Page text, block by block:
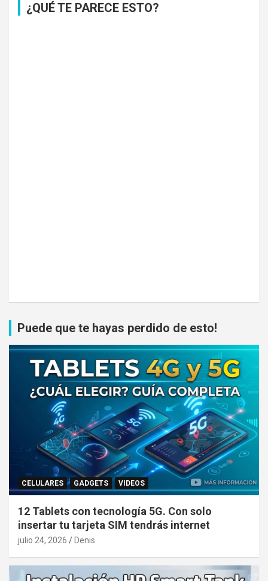
¿QUÉ TE PARECE ESTO?
Puede que te hayas perdido de esto!
CELULARES GADGETS VIDEOS
12 Tablets con tecnología 5G. Con solo
insertar tu tarjeta SIM tendrás internet
julio 24, 2026 Denis